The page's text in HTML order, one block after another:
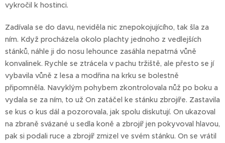
vykročil k hostinci.
Zadívala se do davu, neviděla nic znepokojujícího, tak šla za
ním. Když procházela okolo plachty jednoho z vedlejších
stánků, náhle ji do nosu lehounce zasáhla nepatrná vůně
konvalinek. Rychle se ztrácela v pachu tržiště, ale přesto se jí
vybavila vůně z lesa a modřina na krku se bolestně
připomněla. Navyklým pohybem zkontrolovala nůž po boku a
vydala se za ním, to už On zatáčel ke stánku zbrojíře. Zastavila
se kus o kus dál a pozorovala, jak spolu diskutují. On ukazoval
na zbraně svázané u sedla koně a zbrojíř jen pokyvoval hlavou,
pak si podali ruce a zbrojíř zmizel ve svém stánku. On se vrátil